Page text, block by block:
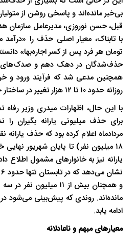
بی‌خبر مانده‌اند و پاسخی روشن از
قبل، حسن نوروزی، مدیرعامل سازمان
تومان هر فرد پس از کسر اجاره‌بها»
حذف‌شدگان در دهک دهم و صدک‌های
همچنین مدعی شد که فرآیند ورود و
روزانه حدود ۱۰ تا ۱۲ هزار تغییر در ساختار خانوارها ثبت می‌شود.
با این حال، اظهارات میدری وزیر
برای حذف میلیونی یارانه بگیران
مردادماه اعلام کرده بود که حذف
۱۸ میلیون نفر) تا پایان شهریور
یارانه نیز به خانوارهای مشمول اطلاع
و همچنان بیش از ۱۱
مانده‌اند. روندی که پیش‌بینی می‌شود در
ادامه یابد.
معیارهای مبهم و ناعادلانه